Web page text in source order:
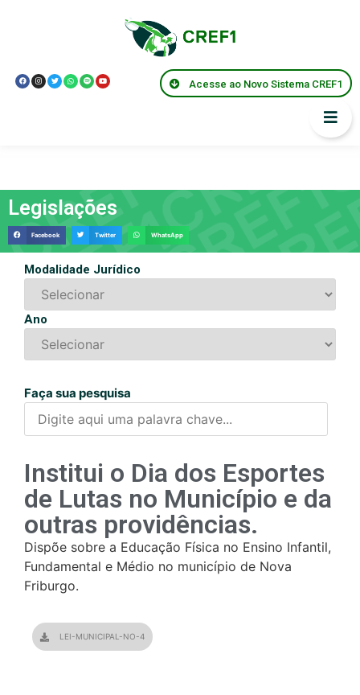
Acesse ao Novo Sistema CREF1
Legislações
Legislações
Facebook Twitter WhatsApp
Modalidade Jurídico
Ano
Faça sua pesquisa
Institui o Dia dos Esportes
de Lutas no Município e da
outras providências.
Dispõe sobre a Educação Física no Ensino Infantil,
Fundamental e Médio no município de Nova
Friburgo.
LEI-MUNICIPAL-NO-4